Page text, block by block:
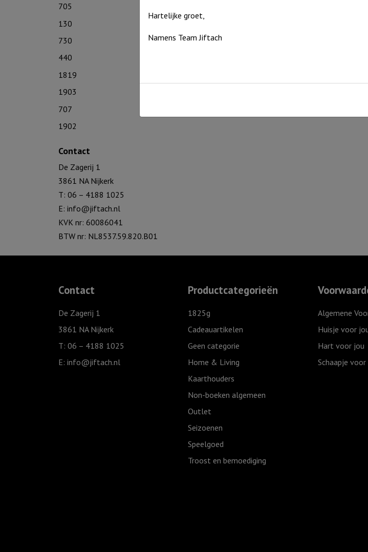
705
130
730
440
1819
1903
707
1902
Contact
De Zagerij 1
3861 NA Nijkerk
T: 06 – 4188 1025
E: info@jiftach.nl
KVK nr: 60086041
BTW nr: NL8537.59.820.B01
Contact
De Zagerij 1
3861 NA Nijkerk
T: 06 – 4188 1025
E: info@jiftach.nl
Productcategorieën
1825g
Cadeauartikelen
Geen categorie
Home & Living
Kaarthouders
Non-boeken algemeen
Outlet
Seizoenen
Speelgoed
Troost en bemoediging
Algemene
Huisje voor
Hart voor jou
Schaapje voor
Hartelijke groet,
Namens Team Jiftach